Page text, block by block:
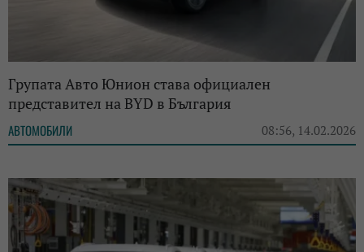
Групата Авто Юнион става официален
представител на BYD в България
АВТОМОБИЛИ 08:56, 14.02.2026